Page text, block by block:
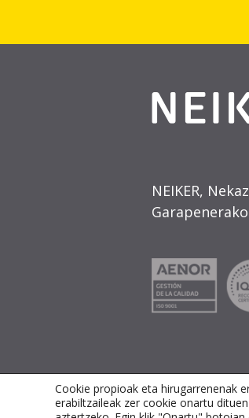
NEIKER,
OHAR LEGALA
Cookie propioak eta hirugarrenenak
erabiltzaileak zer cookie onartu